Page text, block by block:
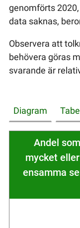
genomförts
data saknas,
Observera att
behövera göras
svarande är
Diagram
Andel
mycket
ensamma